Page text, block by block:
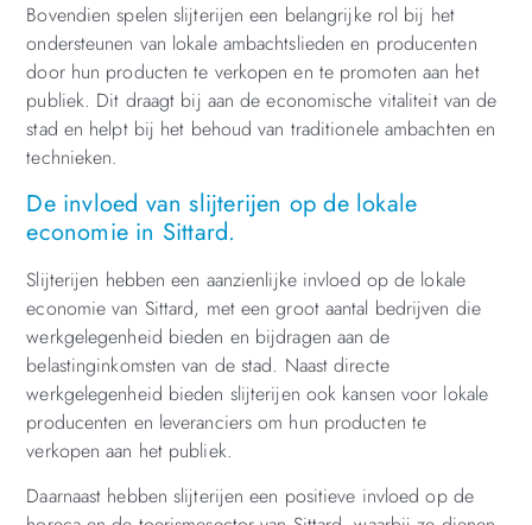
Bovendien spelen slijterijen een belangrijke rol bij het
ondersteunen van lokale ambachtslieden en producenten
door hun producten te verkopen en te promoten aan het
publiek. Dit draagt bij aan de economische vitaliteit van de
stad en helpt bij het behoud van traditionele ambachten en
technieken.
De invloed van slijterijen op de lokale
economie in Sittard.
Slijterijen hebben een aanzienlijke invloed op de lokale
economie van Sittard, met een groot aantal bedrijven die
werkgelegenheid bieden en bijdragen aan de
belastinginkomsten van de stad. Naast directe
werkgelegenheid bieden slijterijen ook kansen voor lokale
producenten en leveranciers om hun producten te
verkopen aan het publiek.
Daarnaast hebben slijterijen een positieve invloed op de